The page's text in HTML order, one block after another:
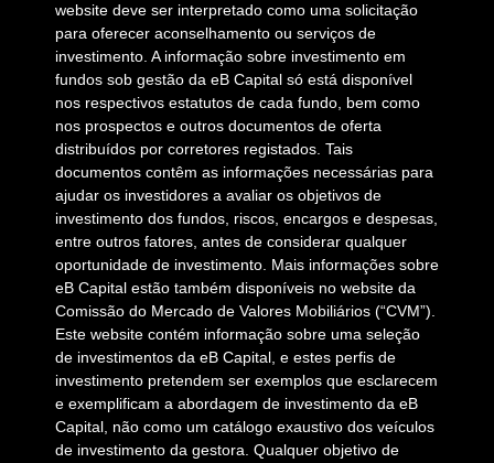
website deve ser interpretado como uma solicitação
para oferecer aconselhamento ou serviços de
investimento. A informação sobre investimento em
fundos sob gestão da eB Capital só está disponível
nos respectivos estatutos de cada fundo, bem como
nos prospectos e outros documentos de oferta
distribuídos por corretores registados. Tais
documentos contêm as informações necessárias para
ajudar os investidores a avaliar os objetivos de
investimento dos fundos, riscos, encargos e despesas,
entre outros fatores, antes de considerar qualquer
oportunidade de investimento. Mais informações sobre
eB Capital estão também disponíveis no website da
Comissão do Mercado de Valores Mobiliários (“CVM”).
Este website contém informação sobre uma seleção
de investimentos da eB Capital, e estes perfis de
investimento pretendem ser exemplos que esclarecem
e exemplificam a abordagem de investimento da eB
Capital, não como um catálogo exaustivo dos veículos
de investimento da gestora. Qualquer objetivo de